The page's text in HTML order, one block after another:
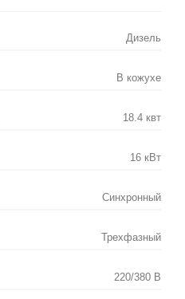
Дизель
В кожухе
18.4 квт
16 кВт
Синхронный
Трехфазный
220/380 В